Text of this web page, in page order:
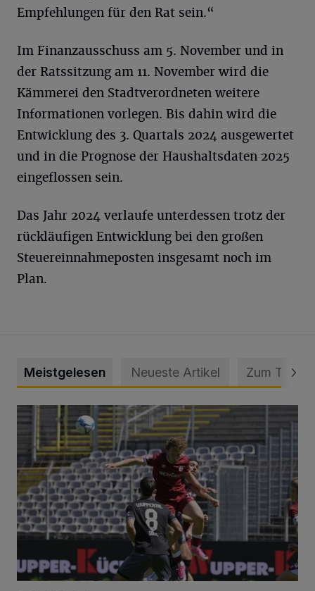
Empfehlungen für den Rat sein.“
Im Finanzausschuss am 5. November und in
der Ratssitzung am 11. November wird die
Kämmerei den Stadtverordneten weitere
Informationen vorlegen. Bis dahin wird die
Entwicklung des 3. Quartals 2024 ausgewertet
und in die Prognose der Haushaltsdaten 2025
eingeflossen sein.
Das Jahr 2024 verlaufe unterdessen trotz der
rückläufigen Entwicklung bei den großen
Steuereinnahmeposten insgesamt noch im
Plan.
Meistgelesen Neueste Artikel Zum Thema
WSV: Übertragung im Barmer Bahnhof und klare Ansage